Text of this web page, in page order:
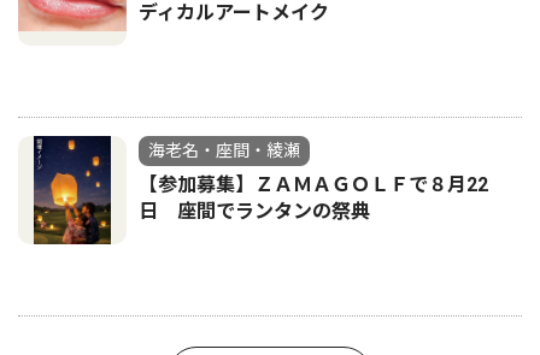
ディカルアートメイク
海老名・座間・綾瀬
【参加募集】ＺＡＭＡＧＯＬＦで８月22
日 座間でランタンの祭典